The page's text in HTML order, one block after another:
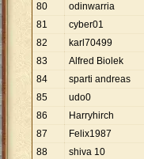
80
odinwarria
81
cyber01
82
karl70499
83
Alfred Biolek
84
sparti andreas
85
udo0
86
Harryhirch
87
Felix1987
88
shiva 10